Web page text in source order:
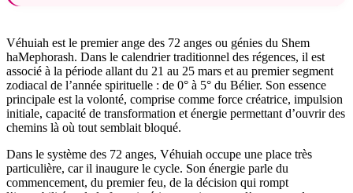
Véhuiah est le premier ange des 72 anges ou génies du Shem
haMephorash. Dans le calendrier traditionnel des régences, il est
associé à la période allant du 21 au 25 mars et au premier segment
zodiacal de l’année spirituelle : de 0° à 5° du Bélier. Son essence
principale est la volonté, comprise comme force créatrice, impulsion
initiale, capacité de transformation et énergie permettant d’ouvrir des
chemins là où tout semblait bloqué.
Dans le système des 72 anges, Véhuiah occupe une place très
particulière, car il inaugure le cycle. Son énergie parle du
commencement, du premier feu, de la décision qui rompt